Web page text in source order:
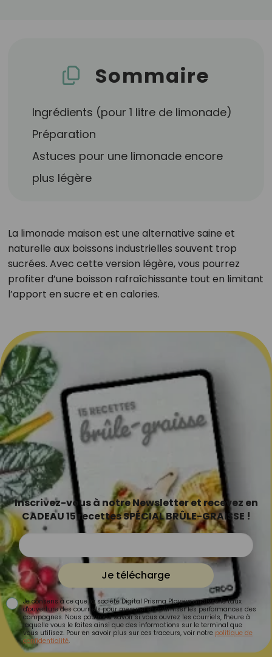
Sommaire
Ingrédients (pour 1 litre de limonade)
Préparation
Astuces pour une limonade encore
plus légère
La limonade maison est une alternative saine et
naturelle aux boissons industrielles souvent trop
sucrées. Avec cette version légère, vous pourrez
profiter d’une boisson rafraîchissante tout en limitant
l’apport en sucre et en calories.
Inscrivez-vous à notre Newsletter et recevez en
CADEAU 15 recettes SPÉCIAL BRÛLE-GRAISSE !
Je télécharge
Je consens à ce que la société Digital Prisma Players analyse le taux
d'ouverture des courriels pour mesurer et optimiser les performances des
campagnes. Nous pourrons savoir si vous ouvrez les courriels, l'heure à
laquelle vous le faites ainsi que des informations sur le terminal que
vous utilisez. Pour en savoir plus sur ces traceurs, voir notre politique de
confidentialité.